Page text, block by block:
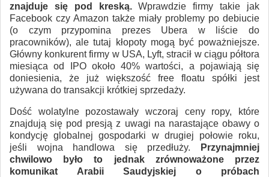
znajduje się pod kreską.Wprawdzie firmy takie jak
Facebook czy Amazon także miały problemy po debiucie
(o czym przypomina prezes Ubera w liście do
pracowników), ale tutaj kłopoty mogą być poważniejsze.
Główny konkurent firmy w USA, Lyft, stracił w ciągu półtora
miesiąca od IPO około 40% wartości, a pojawiają się
doniesienia, że już większość free floatu spółki jest
używana do transakcji krótkiej sprzedaży.
Dość wolatylne pozostawały wczoraj ceny ropy, które
znajdują się pod presją z uwagi na narastające obawy o
kondycję globalnej gospodarki w drugiej połowie roku,
jeśli wojna handlowa się przedłuży.
Przynajmniej
chwilowo było to jednak zrównoważone przez
komunikat Arabii Saudyjskiej o próbach